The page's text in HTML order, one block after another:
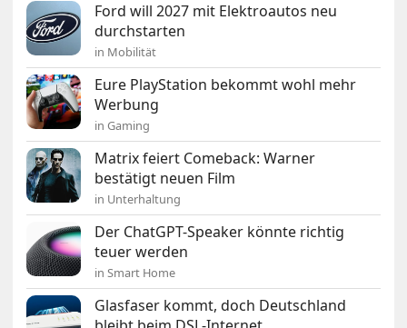
Ford will 2027 mit Elektroautos neu
durchstarten
in Mobilität
Eure PlayStation bekommt wohl mehr
Werbung
in Gaming
Matrix feiert Comeback: Warner
bestätigt neuen Film
in Unterhaltung
Der ChatGPT-Speaker könnte richtig
teuer werden
in Smart Home
Glasfaser kommt, doch Deutschland